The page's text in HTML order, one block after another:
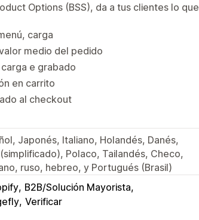
Options (BSS), da a tus clientes lo que
carga
medio del pedido
e grabado
en carrito
al checkout
Japonés, Italiano, Holandés, Danés,
Polaco, Tailandés, Checo,
ruso, hebreo, y Portugués (Brasil)
B2B/Solución Mayorista
Verificar